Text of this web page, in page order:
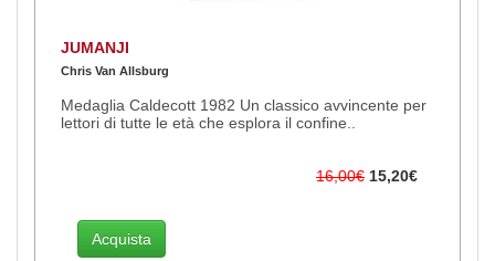
JUMANJI
Chris Van Allsburg
Medaglia Caldecott 1982 Un classico avvincente per
lettori di tutte le età che esplora il confine..
16,00€ 15,20€
Acquista